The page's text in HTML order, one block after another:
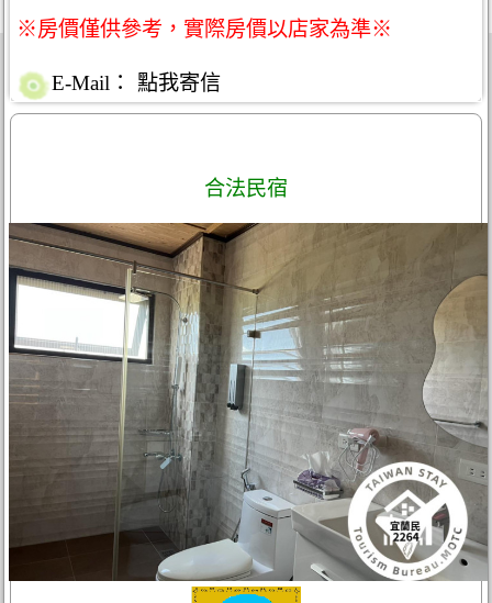
※房價僅供參考，實際房價以店家為準※
E-Mail： 點我寄信
合法民宿